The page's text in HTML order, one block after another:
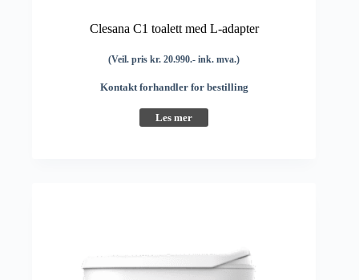
Clesana C1 toalett med L-adapter
(Veil. pris kr. 20.990.- ink. mva.)
Kontakt forhandler for bestilling
Les mer